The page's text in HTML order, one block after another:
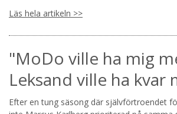
Läs hela artikeln >>
"MoDo ville ha mig
Leksand ville ha kvar
Efter en tung säsong där självförtroendet